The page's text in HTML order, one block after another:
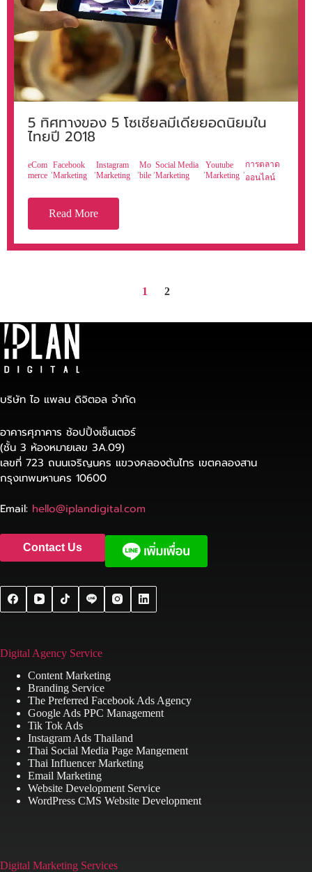
5 ทิศทางของ 5 โซเชียลมีเดียยอดนิยมใน
ไทยปี 2018
eCom
merce
,
Facebook
Marketing
,
Instagram
Marketing
,
Mo
bile
,
Social Media
Marketing
,
Youtube
Marketing
,
การตลาด
ออนไลน์
Read More
1 2
บริษัท ไอ แพลน ดิจิตอล จำกัด
อาคารศุภาคาร ช้อปปิ้งเซ็นเตอร์
(ชั้น 3 ห้องหมายเลข 3A.09)
เลขที่ 723 ถนนเจริญนคร แขวงคลองต้นไทร เขตคลองสาน
กรุงเทพมหานคร 10600
Email: hello@iplandigital.com
Contact Us
Digital Agency Service
Content Marketing
Branding Service
The Preferred Facebook Ads Agency
Google Ads PPC Management
Tik Tok Ads
Instagram Ads Thailand
Thai Social Media Page Mangement
Thai Influencer Marketing
Email Marketing
Website Development Service
WordPress CMS Website Development
Digital Marketing Services